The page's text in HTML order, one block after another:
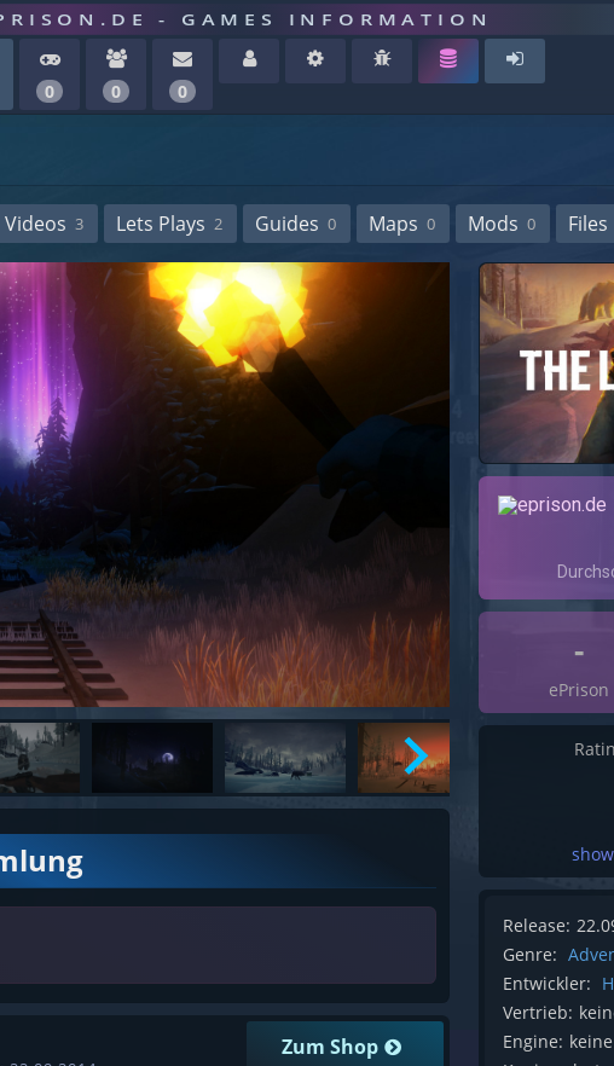
- GAMES INFORMATION
0 0 0
Videos 3 Lets Plays 2 Guides 0 Maps 0 Mods 0 Files
Zum Shop
-
ePrison
Release:
Genre:
Entwickler:
Vertrieb:
Engine: